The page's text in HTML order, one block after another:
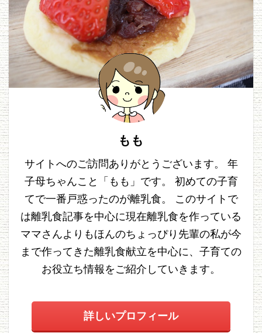
もも
サイトへのご訪問ありがとうございます。 年
子母ちゃんこと「もも」です。 初めての子育
てで一番戸惑ったのが離乳食。 このサイトで
は離乳食記事を中心に現在離乳食を作っている
ママさんよりもほんのちょっぴり先輩の私が今
まで作ってきた離乳食献立を中心に、子育ての
お役立ち情報をご紹介していきます。
詳しいプロフィール